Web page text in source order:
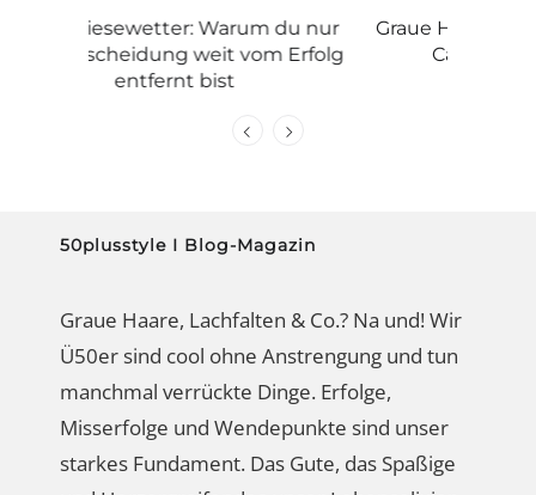
Graue Haare: mit Stolz tragen wie
Caroline oder färben?
Ü50er sind cool ohne Anstrengung und tun
manchmal verrückte Dinge. Erfolge,
Misserfolge und Wendepunkte sind unser
starkes Fundament. Das Gute, das Spaßige
und Herzergreifendes unser Lebenselixier.